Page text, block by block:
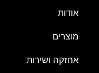
אודות
מוצרים
אחזקה ושירות